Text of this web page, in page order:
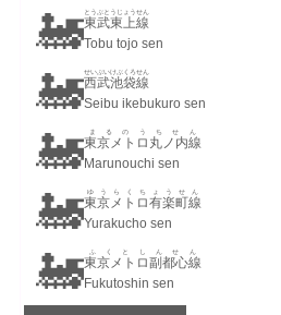
🚂東武東上線
とうぶとうじょうせん
Tobu tojo sen
🚂西武池袋線
せいぶいけぶくろせん
Seibu ikebukuro sen
🚂東京メトロ丸ノ内線
まるのうちせん
Marunouchi sen
🚂東京メトロ有楽町線
ゆうらくちょうせん
Yurakucho sen
🚂東京メトロ副都心線
ふくとしんせん
Fukutoshin sen